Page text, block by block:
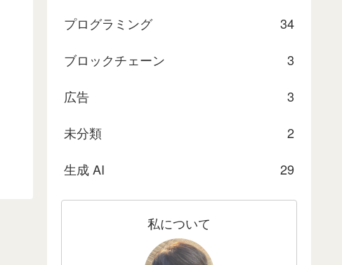
プログラミング
34
ブロックチェーン
3
広告
3
未分類
2
生成 AI
29
私について